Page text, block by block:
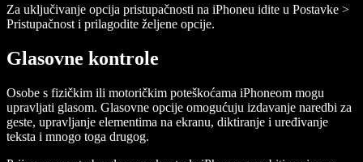
Za uključivanje opcija pristupačnosti na iPhoneu idite u Postavke >
Pristupačnost i prilagodite željene opcije.
Glasovne kontrole
Osobe s fizičkim ili motoričkim poteškoćama iPhoneom mogu
upravljati glasom. Glasovne opcije omogućuju izdavanje naredbi za
geste, upravljanje elementima na ekranu, diktiranje i uređivanje
teksta i mnogo toga drugog.